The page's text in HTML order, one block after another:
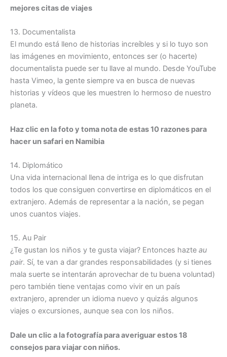
mejores citas de viajes
13. Documentalista
El mundo está lleno de historias increíbles y si lo tuyo son
las imágenes en movimiento, entonces ser (o hacerte)
documentalista puede ser tu llave al mundo. Desde YouTube
hasta Vimeo, la gente siempre va en busca de nuevas
historias y vídeos que les muestren lo hermoso de nuestro
planeta.
Haz clic en la foto y toma nota de estas 10 razones para
hacer un safari en Namibia
14. Diplomático
Una vida internacional llena de intriga es lo que disfrutan
todos los que consiguen convertirse en diplomáticos en el
extranjero. Además de representar a la nación, se pegan
unos cuantos viajes.
15. Au Pair
¿Te gustan los niños y te gusta viajar? Entonces hazte au
pair. Sí, te van a dar grandes responsabilidades (y si tienes
mala suerte se intentarán aprovechar de tu buena voluntad)
pero también tiene ventajas como vivir en un país
extranjero, aprender un idioma nuevo y quizás algunos
viajes o excursiones, aunque sea con los niños.
Dale un clic a la fotografía para averiguar estos 18
consejos para viajar con niños.